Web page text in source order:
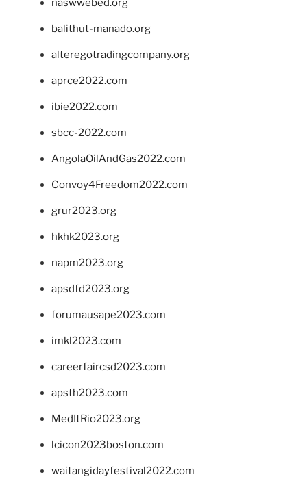
naswwebed.org
balithut-manado.org
alteregotradingcompany.org
aprce2022.com
ibie2022.com
sbcc-2022.com
AngolaOilAndGas2022.com
Convoy4Freedom2022.com
grur2023.org
hkhk2023.org
napm2023.org
apsdfd2023.org
forumausape2023.com
imkl2023.com
careerfaircsd2023.com
apsth2023.com
MedItRio2023.org
lcicon2023boston.com
waitangidayfestival2022.com